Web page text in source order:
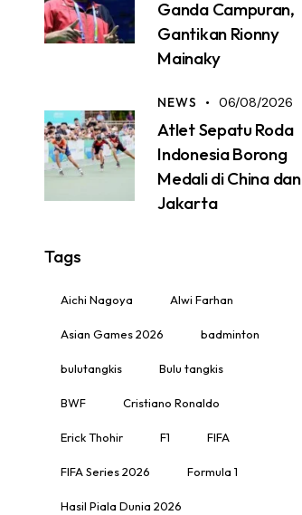
Ganda Campuran,
Gantikan Rionny
Mainaky
NEWS 06/08/2026
Atlet Sepatu Roda
Indonesia Borong
Medali di China dan
Jakarta
Tags
Aichi Nagoya Alwi Farhan
Asian Games 2026 badminton
bulutangkis Bulu tangkis
BWF Cristiano Ronaldo
Erick Thohir F1 FIFA
FIFA Series 2026 Formula 1
Hasil Piala Dunia 2026